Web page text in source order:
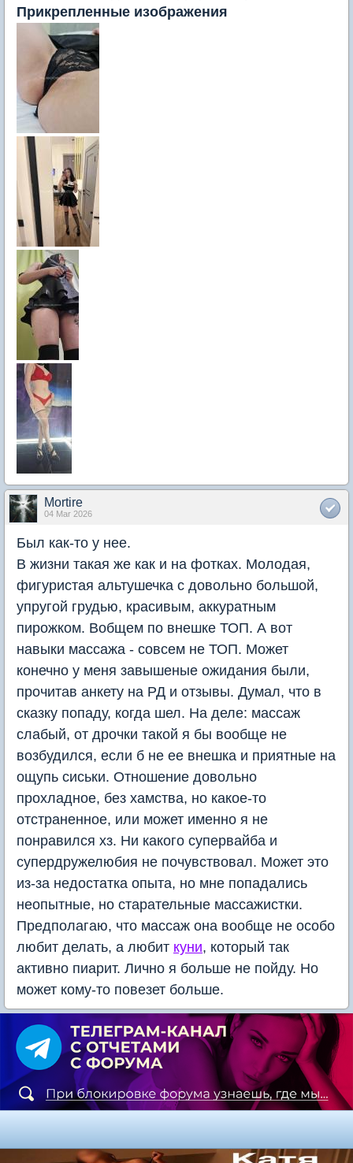
Прикрепленные изображения
Mortire
04 Mar 2026
Был как-то у нее.
В жизни такая же как и на фотках. Молодая,
фигуристая альтушечка с довольно большой,
упругой грудью, красивым, аккуратным
пирожком. Вобщем по внешке ТОП. А вот
навыки массажа - совсем не ТОП. Может
конечно у меня завышеные ожидания были,
прочитав анкету на РД и отзывы. Думал, что в
сказку попаду, когда шел. На деле: массаж
слабый, от дрочки такой я бы вообще не
возбудился, если б не ее внешка и приятные на
ощупь сиськи. Отношение довольно
прохладное, без хамства, но какое-то
отстраненное, или может именно я не
понравился хз. Ни какого супервайба и
супердружелюбия не почувствовал. Может это
из-за недостатка опыта, но мне попадались
неопытные, но старательные массажистки.
Предполагаю, что массаж она вообще не особо
любит делать, а любит куни, который так
активно пиарит. Лично я больше не пойду. Но
может кому-то повезет больше.